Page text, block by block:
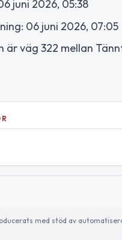
juni 2026, 05:38
06 juni 2026, 07:05
är väg 322 mellan
med stöd av